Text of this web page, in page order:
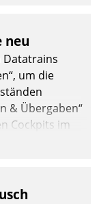
neu
Datatrains
um die
& Übergaben“
Cockpits im